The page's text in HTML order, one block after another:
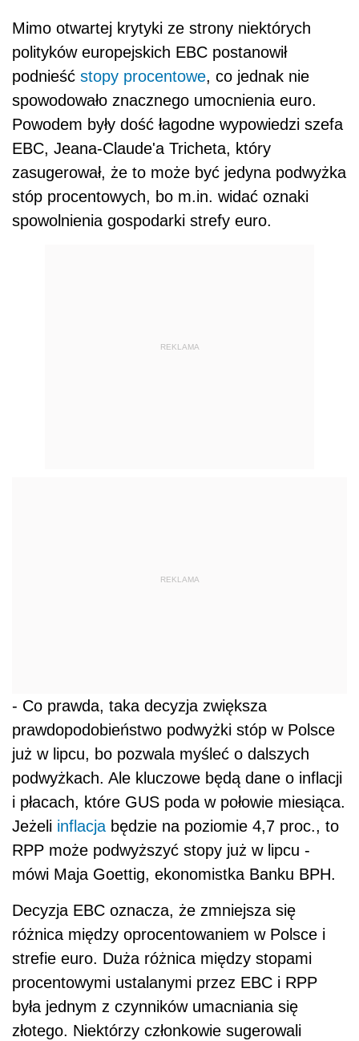
Mimo otwartej krytyki ze strony niektórych
polityków europejskich EBC postanowił
podnieść stopy procentowe, co jednak nie
spowodowało znacznego umocnienia euro.
Powodem były dość łagodne wypowiedzi szefa
EBC, Jeana-Claude'a Tricheta, który
zasugerował, że to może być jedyna podwyżka
stóp procentowych, bo m.in. widać oznaki
spowolnienia gospodarki strefy euro.
REKLAMA
REKLAMA
- Co prawda, taka decyzja zwiększa
prawdopodobieństwo podwyżki stóp w Polsce
już w lipcu, bo pozwala myśleć o dalszych
podwyżkach. Ale kluczowe będą dane o inflacji
i płacach, które GUS poda w połowie miesiąca.
Jeżeli inflacja będzie na poziomie 4,7 proc., to
RPP może podwyższyć stopy już w lipcu -
mówi Maja Goettig, ekonomistka Banku BPH.
Decyzja EBC oznacza, że zmniejsza się
różnica między oprocentowaniem w Polsce i
strefie euro. Duża różnica między stopami
procentowymi ustalanymi przez EBC i RPP
była jednym z czynników umacniania się
złotego. Niektórzy członkowie sugerowali